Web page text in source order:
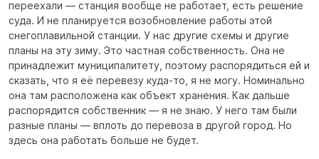
переехали — станция вообще не работает, есть решение
суда. И не планируется возобновление работы этой
снегоплавильной станции. У нас другие схемы и другие
планы на эту зиму. Это частная собственность. Она не
принадлежит муниципалитету, поэтому распорядиться ей и
сказать, что я её перевезу куда-то, я не могу. Номинально
она там расположена как объект хранения. Как дальше
распорядится собственник — я не знаю. У него там были
разные планы — вплоть до перевоза в другой город. Но
здесь она работать больше не будет.